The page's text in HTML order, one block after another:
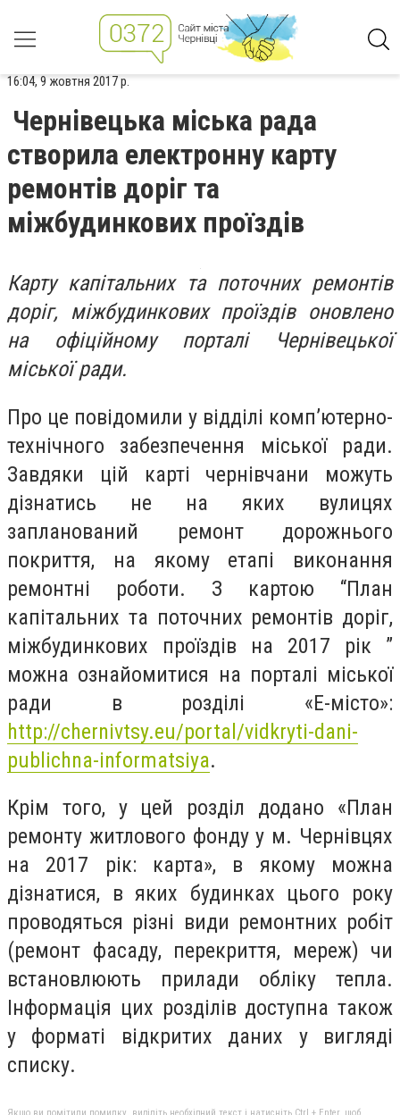
16:04, 9 жовтня 2017 р.
Чернівецька міська рада
створила електронну карту
ремонтів доріг та
міжбудинкових проїздів
Карту капітальних та поточних ремонтів
доріг, міжбудинкових проїздів оновлено
на офіційному порталі Чернівецької
міської ради.
Про це повідомили у відділі комп’ютерно-
технічного забезпечення міської ради.
Завдяки цій карті чернівчани можуть
дізнатись не на яких вулицях
запланований ремонт дорожнього
покриття, на якому етапі виконання
ремонтні роботи. З картою “План
капітальних та поточних ремонтів доріг,
міжбудинкових проїздів на 2017 рік ”
можна ознайомитися на порталі міської
ради в розділі «Е-місто»:
http://chernivtsy.eu/portal/vidkryti-dani-
publichna-informatsiya.
Крім того, у цей розділ додано «План
ремонту житлового фонду у м. Чернівцях
на 2017 рік: карта», в якому можна
дізнатися, в яких будинках цього року
проводяться різні види ремонтних робіт
(ремонт фасаду, перекриття, мереж) чи
встановлюють прилади обліку тепла.
Інформація цих розділів доступна також
у форматі відкритих даних у вигляді
списку.
Якщо ви помітили помилку, виділіть необхідний текст і натисніть Ctrl + Enter, щоб